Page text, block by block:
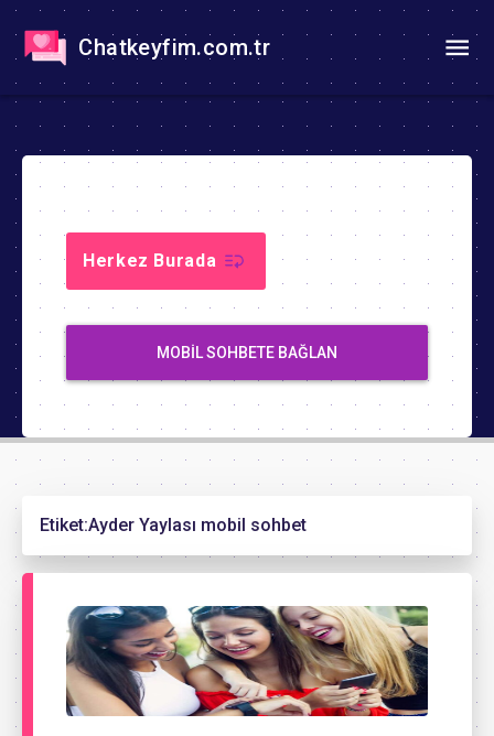
Chatkeyfim.com.tr
Herkez Burada
MOBIL SOHBETE BAĞLAN
Etiket:Ayder Yaylası mobil sohbet